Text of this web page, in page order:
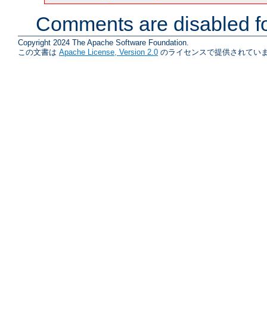
Comments are disabled
Copyright 2024 The Apache Software Foundation.
この文書は Apache License, Version 2.0 のライセンスで提供されてい